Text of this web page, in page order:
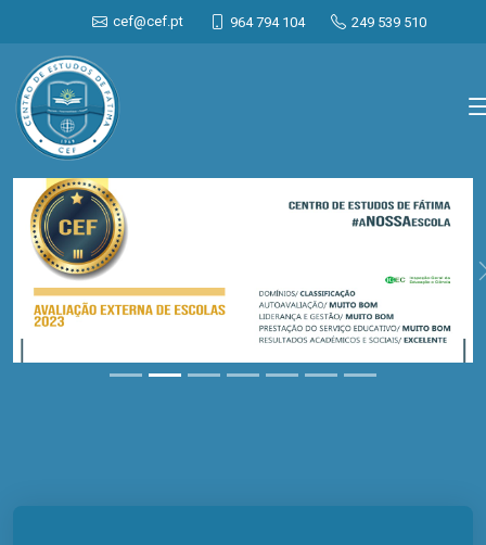
cef@cef.pt 964 794 104 249 539 510